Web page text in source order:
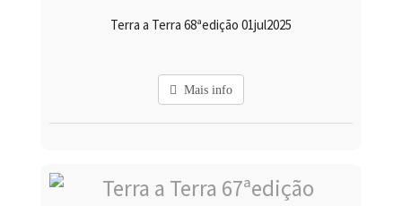
Terra a Terra 68ªedição 01jul2025
Mais info